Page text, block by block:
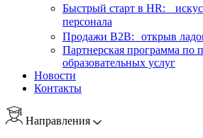
Быстрый старт в HR:
персонала
Продажи B2B: открыв
Партнерская программа по
образовательных услуг
Новости
Контакты
Направления